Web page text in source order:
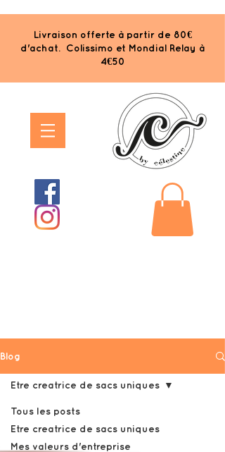
Livraison offerte à partir de 80€
d'achat. Colissimo et Mondial Relay à
4€50
Blog
Tous les posts
Etre creatrice de sacs uniques
Mes valeurs d'entreprise
Etre creatrice de sacs uniques